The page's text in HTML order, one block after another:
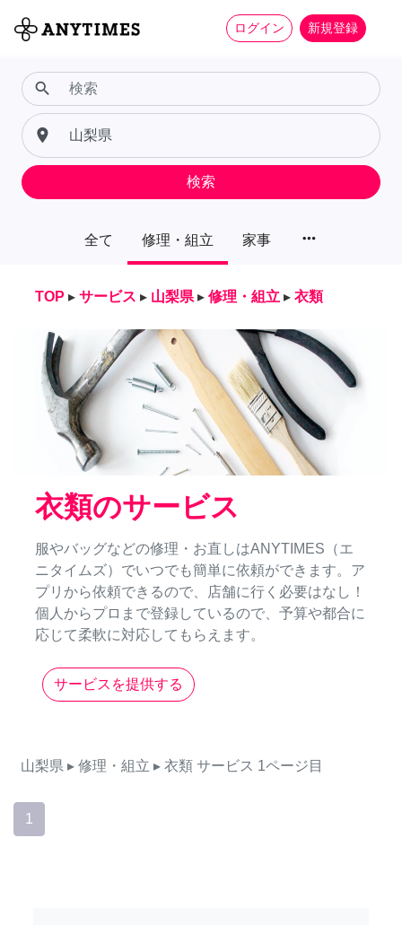
ログイン 新規登録
全て 修理・組立 家事 more_horiz
search
place
検索
TOP ▸ サービス ▸ 山梨県 ▸ 修理・組立 ▸ 衣類
衣類のサービス
服やバッグなどの修理・お直しはANYTIMES（エ
ニタイムズ）でいつでも簡単に依頼ができます。ア
プリから依頼できるので、店舗に行く必要はなし！
個人からプロまで登録しているので、予算や都合に
応じて柔軟に対応してもらえます。
サービスを提供する
山梨県 ▸ 修理・組立 ▸ 衣類 サービス 1ページ目
1